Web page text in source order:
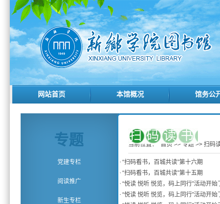
网站首页 本馆概况 馆务公
专题
党建专栏
阅读推广
新生专栏
当前位置： 首页 >> 专题 >> 扫码
扫码读书
· “扫码看书，百城共读”第十六期
· “扫码看书，百城共读”第十五期
· “悦读 悦听 悦览，码上同行”活动开始
· “悦读 悦听 悦览，码上同行”活动开始